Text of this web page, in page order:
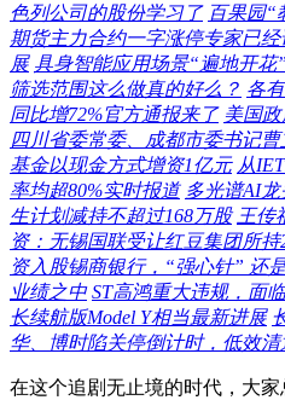
色列公司的股份学习了 百果园“
期货主力合约一字涨停专家已经
展 具身智能应用场景“遍地开花
筛选范围这么做真的好么？ 各
同比增72%官方通报来了 美国
四川省委常委、成都市委书记
基金以现金方式增资1亿元 从
率均超80%实时报道 多光谱AI
生计划减持不超过168万股 王传
资：无锡国联受让红豆集团所持
资入股锡商银行，“强心针” 还
业绩之中 ST高鸿重大违规，面
长续航版Model Y相当最新进展
华、博时陷关停倒计时，低效
在这个追剧无止境的时代，大